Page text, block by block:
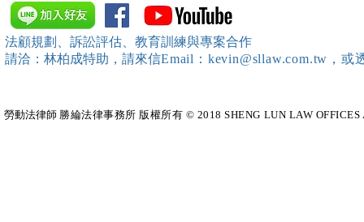
中、南等地辦理（職場霸凌防
治教育訓練）課程 邀請本所律
師團隊擔任講師，課程圓滿完
成~*
法顧規劃、訴訟評估、教育訓練與專案合作
請洽：林柏成特助 ，請來信Email：kevin@sllaw.com.tw，
勞動法律師​ 勝綸法律事務所 版權所有 © 2018 SHENG LUN LAW